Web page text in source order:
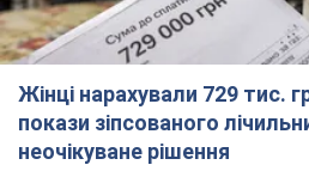
Жінці нарахували 729 тис.
покази зіпсованого
неочікуване рішення